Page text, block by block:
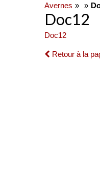
Avernes
Doc12
Doc12
Retour à la